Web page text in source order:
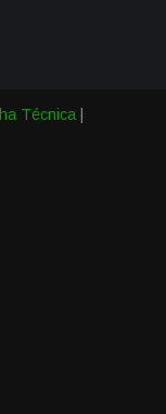
Técnica